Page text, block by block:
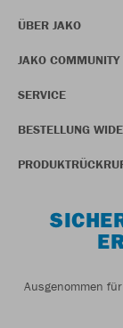
ÜBER JAKO
JAKO COMMUNITY
SERVICE
BESTELLUNG
Ausgenommen